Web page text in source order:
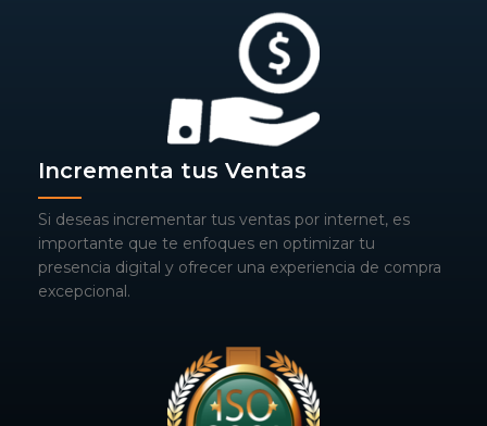
Incrementa tus Ventas
Si deseas incrementar tus ventas por internet, es
importante que te enfoques en optimizar tu
presencia digital y ofrecer una experiencia de compra
excepcional.